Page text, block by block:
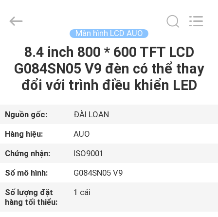
TRANG
CHỦ
SẢN
PHẨM
CHÚNG
TÔI
Sapientia
Display
Màn hình LCD AUO
8.4 inch 800 * 600 TFT LCD
G084SN05 V9 đèn có thể thay
đổi với trình điều khiển LED
Nguồn gốc:
ĐÀI LOAN
Hàng hiệu:
AUO
Chứng nhận:
ISO9001
Số mô hình:
G084SN05 V9
Số lượng đặt
hàng tối thiểu:
1 cái